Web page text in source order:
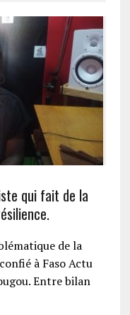
qui fait de la
de la
à Faso Actu
Entre bilan